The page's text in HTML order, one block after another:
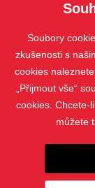
Fotografie jsou
Soubory
zkušenosti s
cookies
„Přijmout vše“
cookies. Chcete-
můžete